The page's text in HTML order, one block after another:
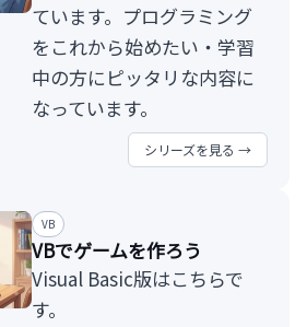
ています。プログラミング
をこれから始めたい・学習
中の方にピッタリな内容に
なっています。
シリーズを見る →
VB
VBでゲームを作ろう
Visual Basic版はこちらで
す。